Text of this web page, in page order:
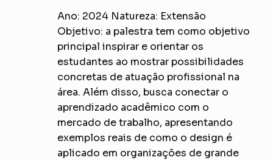
Ano: 2024 Natureza: Extensão
Objetivo: a palestra tem como objetivo
principal inspirar e orientar os
estudantes ao mostrar possibilidades
concretas de atuação profissional na
área. Além disso, busca conectar o
aprendizado acadêmico com o
mercado de trabalho, apresentando
exemplos reais de como o design é
aplicado em organizações de grande